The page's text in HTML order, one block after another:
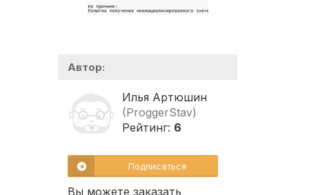
Автор:
Илья Артюшин
(ProggerStav)
Рейтинг: 6
Подписаться
Вы можете заказать